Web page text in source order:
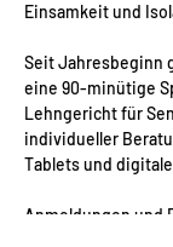
Einsamkeit und
Seit Jahresbeginn
eine 90-minütige
Lehngericht für
individueller
Tablets und
Anmeldungen und